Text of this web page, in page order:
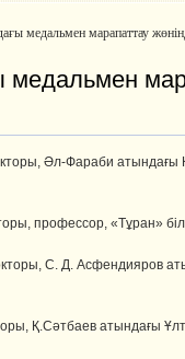
медальмен марапаттау
Әл-Фараби атындағы
профессор, «Тұран»
С. Д. Асфендияров
Қ.Сәтбаев атындағы